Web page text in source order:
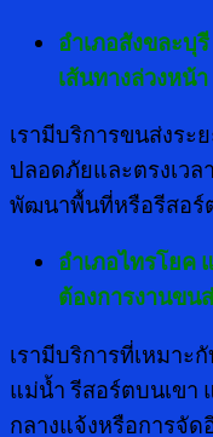
อำเภอสังขละบุ
เส้นทางล่วงหน้า
เรามีบริการขนส่งระ
ปลอดภัยและตรงเวล
พัฒนาพื้นที่หรือรีสอร์
อำเภอไทรโยค
ต้องการงานขน
เรามีบริการที่เหมาะ
แม่น้ำ รีสอร์ตบนเขา
กลางแจ้งหรือการจัด